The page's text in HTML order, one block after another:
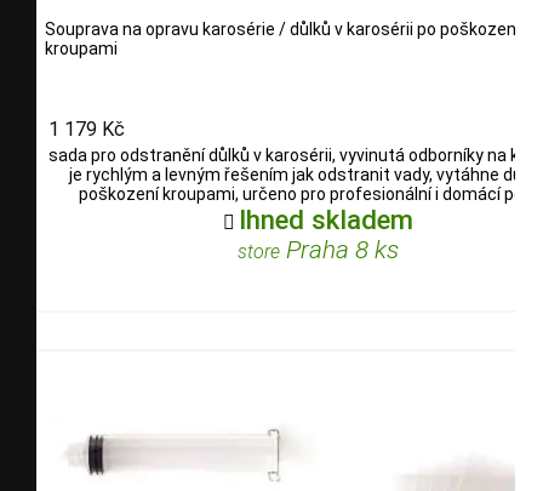
Souprava na opravu karosérie / důlků v karosérii po poškození
kroupami
1 179 Kč
sada pro odstranění důlků v karosérii, vyvinutá odborníky na
je rychlým a levným řešením jak odstranit vady, vytáhne
poškození kroupami, určeno pro profesionální i domácí
 Ihned skladem
storePraha 8 ks